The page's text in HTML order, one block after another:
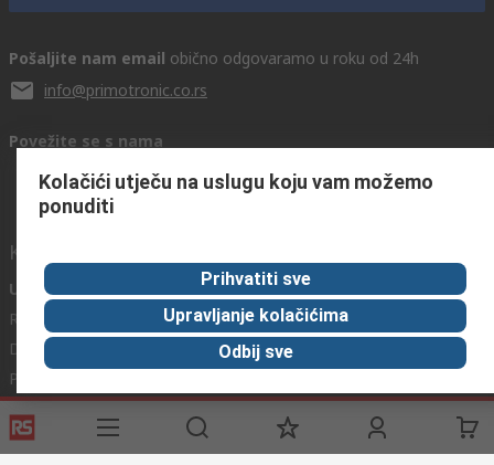
Pošaljite nam email obično odgovaramo u roku od 24h
info@primotronic.co.rs
Povežite se s nama
Korisni linkovi
Usluge
Registrirajte
Delivery
Payment
Export
O RS-u
RS u svijetu
ESG
Industrijska
Industrijska Zona
Proizvodnja
Kolačići utječu na uslugu koju vam možemo
ponuditi
Prihvatiti sve
Upravljanje kolačićima
Odbij sve